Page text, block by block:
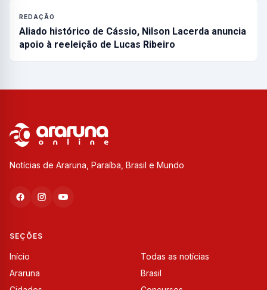
REDAÇÃO
Aliado histórico de Cássio, Nilson Lacerda anuncia
apoio à reeleição de Lucas Ribeiro
Notícias de Araruna, Paraíba, Brasil e Mundo
SEÇÕES
Início
Todas as notícias
Araruna
Brasil